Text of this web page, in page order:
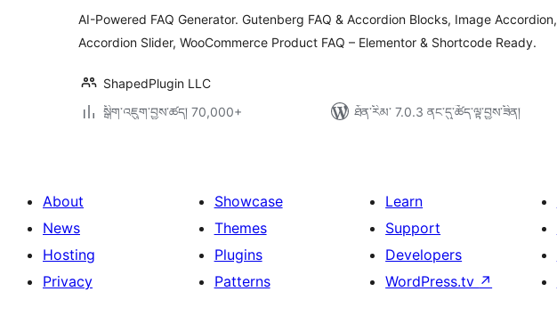
ཚང་།
AI-Powered FAQ Generator. Gutenberg FAQ & Accordion Blocks, Image Accordion,
Accordion Slider, WooCommerce Product FAQ – Elementor & Shortcode Ready.
ShapedPlugin LLC
སྒྲིག་འཇུག་བྱས་ཚད། 70,000+
ཐོན་རིམ་ 7.0.3 ནང་དུ་ཚོད་ལྟ་བྱས་ཟིན།
About
News
Hosting
Privacy
Showcase
Themes
Plugins
Patterns
Learn
Support
Developers
WordPress.tv ↗